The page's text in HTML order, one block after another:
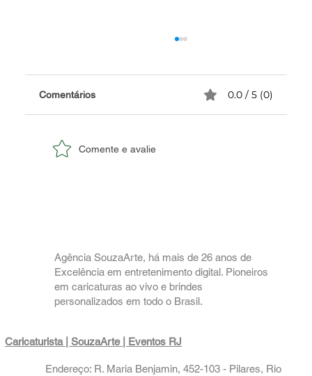
Comentários 0.0 / 5 (0)
Comente e avalie
Agência SouzaArte, há mais de 26 anos de
Excelência em entretenimento digital. Pioneiros
em caricaturas ao vivo e brindes
personalizados em todo o Brasil.
Caricaturista | SouzaArte | Eventos RJ
Endereço: R. Maria Benjamin, 452-103 - Pilares, Rio